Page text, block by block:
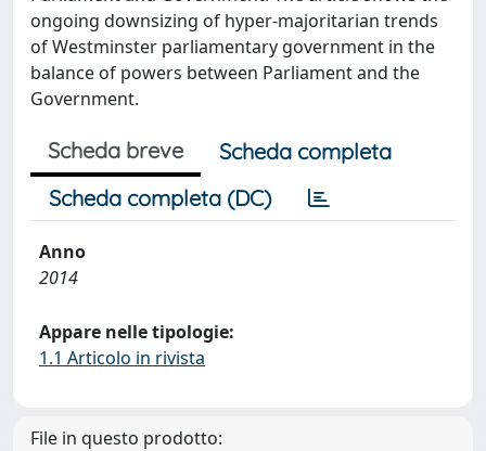
ongoing downsizing of hyper-majoritarian trends
of Westminster parliamentary government in the
balance of powers between Parliament and the
Government.
Scheda breve
Scheda completa
Scheda completa (DC)
Anno
2014
Appare nelle tipologie:
1.1 Articolo in rivista
File in questo prodotto: